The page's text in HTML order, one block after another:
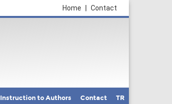
Contact
Home
Instruction to Authors Contact TR